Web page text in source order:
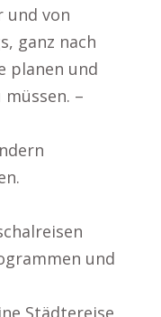
und von
ganz nach
planen und
–
und
Städtereise